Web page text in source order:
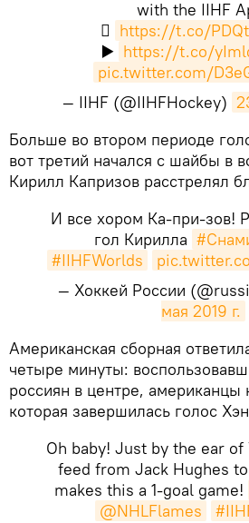
with the IIHF
 https://t.co/
▶️ https://t.co/
pic.twitter.com/
— IIHF (@IIHFHockey)
​Больше во втором периоде
вот третий начался с шайбы в
Кирилл Капризов расстрелял
И все хором Ка-при-зов!
гол Кирилла
#IIHFWorlds
— Хоккей России
мая 2019 г.
​Американская сборная
четыре минуты:
россиян в центре, американцы
которая завершилась голос
Oh baby! Just by the ear
feed from Jack Hughes
makes this a 1-goal game!
@NHLFlames